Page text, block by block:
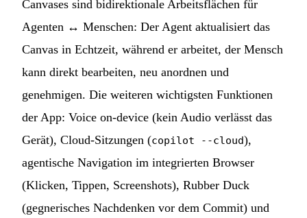
Canvases sind bidirektionale Arbeitsflächen für
Agenten ↔ Menschen: Der Agent aktualisiert das
Canvas in Echtzeit, während er arbeitet, der Mensch
kann direkt bearbeiten, neu anordnen und
genehmigen. Die weiteren wichtigsten Funktionen
der App: Voice on-device (kein Audio verlässt das
Gerät), Cloud-Sitzungen (copilot --cloud),
agentische Navigation im integrierten Browser
(Klicken, Tippen, Screenshots), Rubber Duck
(gegnerisches Nachdenken vor dem Commit) und